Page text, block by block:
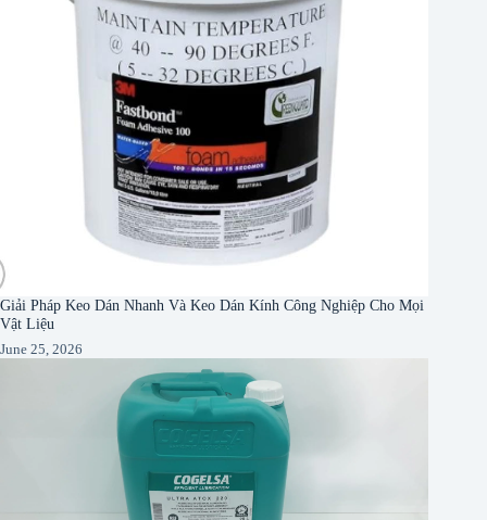
Giải Pháp Keo Dán Nhanh Và Keo Dán Kính Công Nghiệp Cho Mọi
Vật Liệu
June 25, 2026